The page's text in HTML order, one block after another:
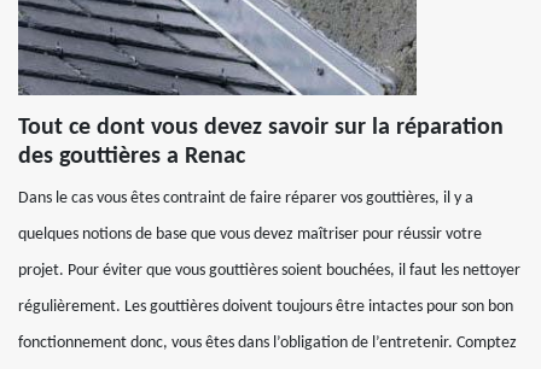
Tout ce dont vous devez savoir sur la réparation
des gouttières a Renac
Dans le cas vous êtes contraint de faire réparer vos gouttières, il y a
quelques notions de base que vous devez maîtriser pour réussir votre
projet. Pour éviter que vous gouttières soient bouchées, il faut les nettoyer
régulièrement. Les gouttières doivent toujours être intactes pour son bon
fonctionnement donc, vous êtes dans l’obligation de l’entretenir. Comptez